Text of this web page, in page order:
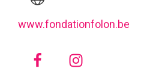
www.fondationfolon.be